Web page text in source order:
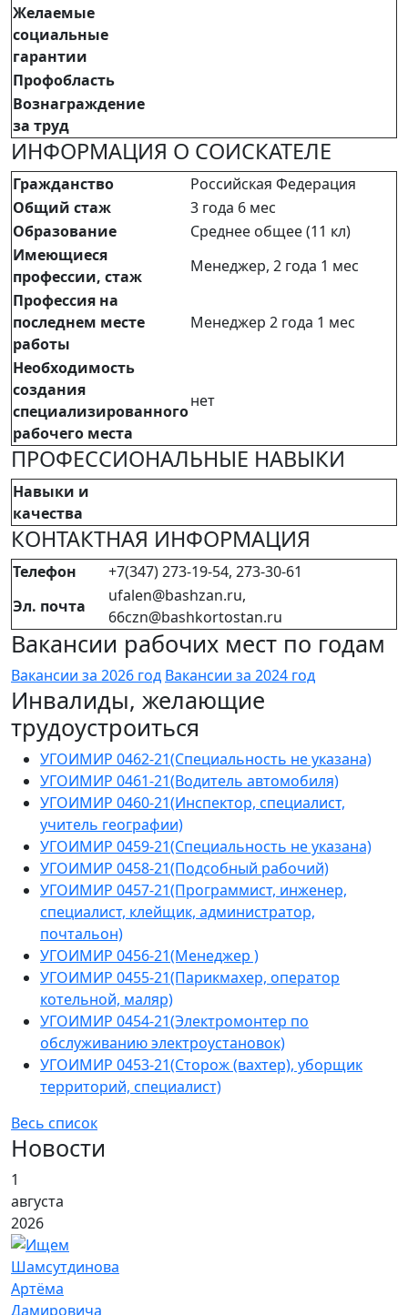
Желаемые
социальные
гарантии
Профобласть
Вознаграждение
за труд
ИНФОРМАЦИЯ О СОИСКАТЕЛЕ
Гражданство
Российская Федерация
Общий стаж
3 года 6 мес
Образование
Среднее общее (11 кл)
Имеющиеся
профессии, стаж
Менеджер, 2 года 1 мес
Профессия на
последнем месте
работы
Менеджер 2 года 1 мес
Необходимость
создания
специализированного
рабочего места
нет
ПРОФЕССИОНАЛЬНЫЕ НАВЫКИ
Навыки и
качества
КОНТАКТНАЯ ИНФОРМАЦИЯ
Телефон
+7(347) 273-19-54, 273-30-61
Эл. почта
ufalen@bashzan.ru,
66czn@bashkortostan.ru
Вакансии рабочих мест по годам
Вакансии за 2026 год Вакансии за 2024 год
Инвалиды, желающие
трудоустроиться
УГОИМИР 0462-21(Специальность не указана)
УГОИМИР 0461-21(Водитель автомобиля)
УГОИМИР 0460-21(Инспектор, специалист,
учитель географии)
УГОИМИР 0459-21(Специальность не указана)
УГОИМИР 0458-21(Подсобный рабочий)
УГОИМИР 0457-21(Программист, инженер,
специалист, клейщик, администратор,
почтальон)
УГОИМИР 0456-21(Менеджер )
УГОИМИР 0455-21(Парикмахер, оператор
котельной, маляр)
УГОИМИР 0454-21(Электромонтер по
обслуживанию электроустановок)
УГОИМИР 0453-21(Сторож (вахтер), уборщик
территорий, специалист)
Весь список
Новости
1
августа
2026